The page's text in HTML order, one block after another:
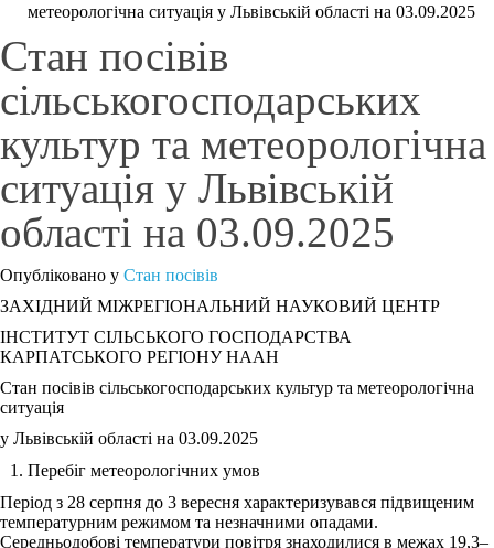
метеорологічна ситуація у Львівській області на 03.09.2025
Стан посівів
сільськогосподарських
культур та метеорологічна
ситуація у Львівській
області на 03.09.2025
Опубліковано у Стан посівів
ЗАХІДНИЙ МІЖРЕГІОНАЛЬНИЙ НАУКОВИЙ ЦЕНТР
ІНСТИТУТ СІЛЬСЬКОГО ГОСПОДАРСТВА
КАРПАТСЬКОГО РЕГІОНУ НААН
Стан посівів сільськогосподарських культур та метеорологічна
ситуація
у Львівській області на 03.09.2025
Перебіг метеорологічних умов
Період з 28 серпня до 3 вересня характеризувався підвищеним
температурним режимом та незначними опадами.
Середньодобові температури повітря знаходилися в межах 19,3‒